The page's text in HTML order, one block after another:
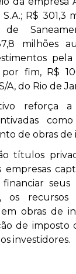
R$ 301,3
de
milhões
por fim, R$
A, do Rio de
reforça a
de obras
títulos
seus
os recursos
em obras de
de imposto
investidores.